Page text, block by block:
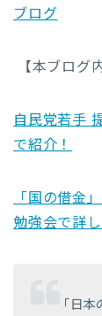
ブログ
【本ブログ
自民党若手
で紹介！
「国の借金
勉強会で詳
「日